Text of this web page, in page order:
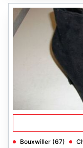
Bouxwiller (67)